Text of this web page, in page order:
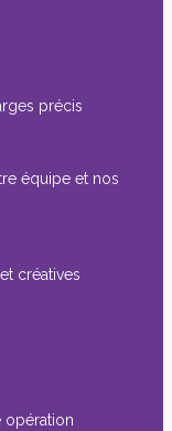
précis
équipe et nos
créatives
opération